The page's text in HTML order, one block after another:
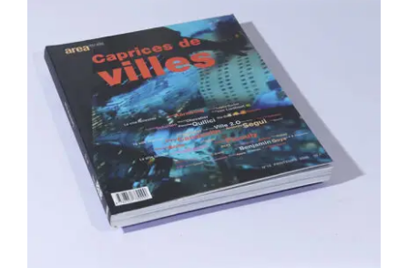
Area revue n°16 – Caprices des villes